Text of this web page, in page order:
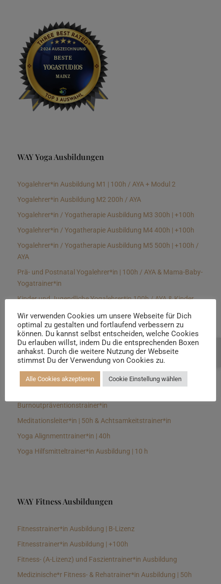
WAY Yoga Ausbildungen
Yogalehrer*in Ausbildung M1 | 100h / AYA + Modul 2
Yogalehrer*in Ausbildung M2 200h / AYA
Yogalehrer*in / Yogatherapie Ausbildung M3 300h | +100h
Yogalehrer*in / Yogatherapie Ausbildung M4 400h | +100h
Yogalehrer*in / Yogatherapie Ausbildung M5 500h | +100h /
AYA
Prä- und Postnatal Yogalehrer*in | 100h / AYA & Mama-Baby-
Yogatrainer*in
Kinder und Jugendliche Yogalehrer*in 100h / AYA & Kinder
Yin Yogalehrer*in | 100 h & Faszientrainer*in
Hormon Yogalehrer*in / Yogatherapeut*in &
Stressmanagementtrainer*in | 70h
Longevitytrainer*in
Burnoutpräventionstrainer*in
Meditationsleiter*in | 50h & Achtsamkeitstrainer*in
Yoga Alignmenttrainer*in | 40h
Yoga Hilfsmitteltrainer*in Ausbildung | 10 h
WAY Fitness Ausbildungen
Fitnesstrainer*in Ausbildung | B-Lizenz
Fitnesstrainer*in Ausbildung | +100h
Fitness- (A-Lizenz) und Faszientrainer*in Ausbildung
Medizinische*r Fitness- & Rehatrainer*in Ausbildung | 50h
Wir verwenden Cookies um unsere Webseite für Dich
optimal zu gestalten und fortlaufend verbessern zu
können. Du kannst selbst entscheiden, welche Cookies
Du erlauben willst, indem Du die entsprechenden Boxen
anhakst. Durch die weitere Nutzung der Webseite
stimmst Du der Verwendung von Cookies zu.
Alle Cookies akzeptieren Cookie Einstellung wählen
Beratung buchen